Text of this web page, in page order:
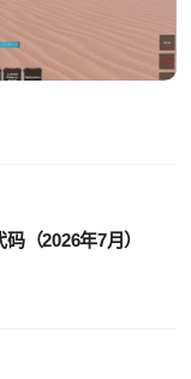
（2026年7月）